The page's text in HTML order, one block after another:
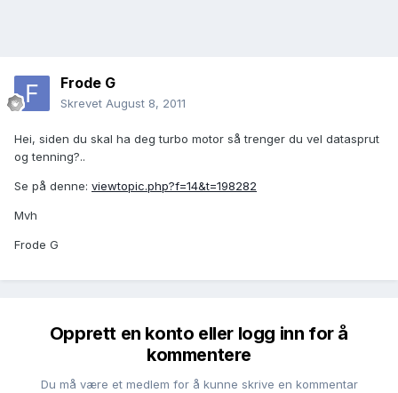
Frode G
Skrevet August 8, 2011
Hei, siden du skal ha deg turbo motor så trenger du vel datasprut
og tenning?..
Se på denne: viewtopic.php?f=14&t=198282
Mvh
Frode G
Opprett en konto eller logg inn for å
kommentere
Du må være et medlem for å kunne skrive en kommentar